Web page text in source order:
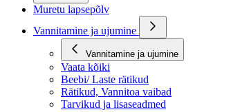
Muretu lapsepõlv
Vannitamine ja ujumine
Vannitamine ja ujumine
Vaata kõiki
Beebi/ Laste rätikud
Rätikud, Vannitoa vaibad
Tarvikud ja lisaseadmed